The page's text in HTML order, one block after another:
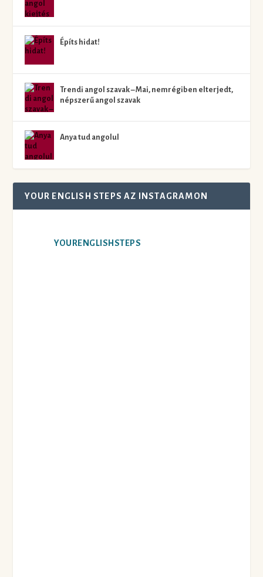
Építs hidat!
Trendi angol szavak – Mai, nemrégiben elterjedt,
népszerű angol szavak
Anya tud angolul
YOUR ENGLISH STEPS AZ INSTAGRAMON
YOURENGLISHSTEPS